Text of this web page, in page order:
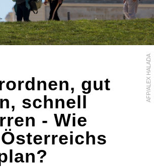
AFP/ALEX HALADA
gut
schnell
- Wie